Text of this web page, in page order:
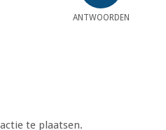
ANTWOORDEN
te plaatsen.